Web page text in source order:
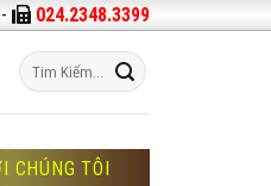
- 024.2348.3399
CHÚNG TÔI